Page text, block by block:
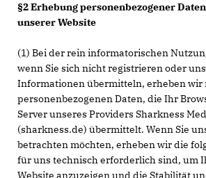
§2 Erhebung personenbezogener
unserer Website
(1) Bei der rein informatorischen
wenn Sie sich nicht registrieren oder
Informationen übermitteln, erheben wir
personenbezogenen Daten, die Ihr
Server unseres Providers Sharkness
(sharkness.de) übermittelt. Wenn Sie
betrachten möchten, erheben wir die
für uns technisch erforderlich sind, um
Website anzuzeigen und die Stabilität